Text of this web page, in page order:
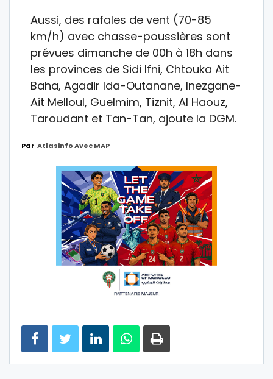
Aussi, des rafales de vent (70-85
km/h) avec chasse-poussières sont
prévues dimanche de 00h à 18h dans
les provinces de Sidi Ifni, Chtouka Ait
Baha, Agadir Ida-Outanane, Inezgane-
Ait Melloul, Guelmim, Tiznit, Al Haouz,
Taroudant et Tan-Tan, ajoute la DGM.
Par Atlasinfo Avec MAP